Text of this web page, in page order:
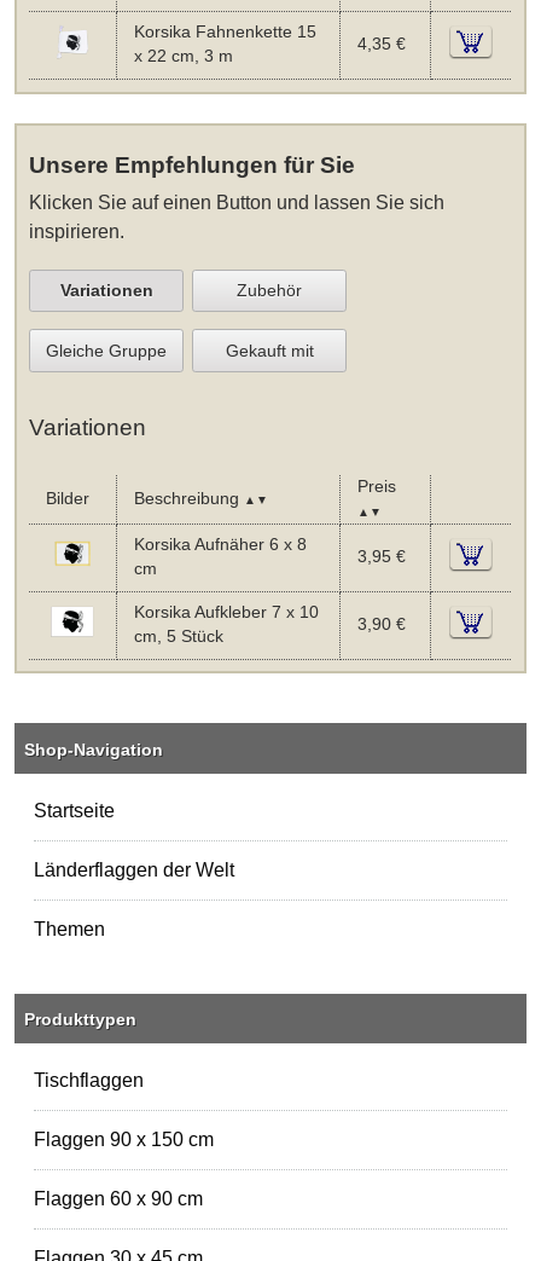
Korsika Fahnenkette 15
x 22 cm, 3 m
4,35 €
Unsere Empfehlungen für Sie
Klicken Sie auf einen Button und lassen Sie sich
inspirieren.
Variationen Zubehör
Gleiche Gruppe Gekauft mit
Variationen
Bilder Beschreibung ▲▼
Preis
▲▼
Korsika Aufnäher 6 x 8
cm
3,95 €
Korsika Aufkleber 7 x 10
cm, 5 Stück
3,90 €
Shop-Navigation
Startseite
Länderflaggen der Welt
Themen
Produkttypen
Tischflaggen
Flaggen 90 x 150 cm
Flaggen 60 x 90 cm